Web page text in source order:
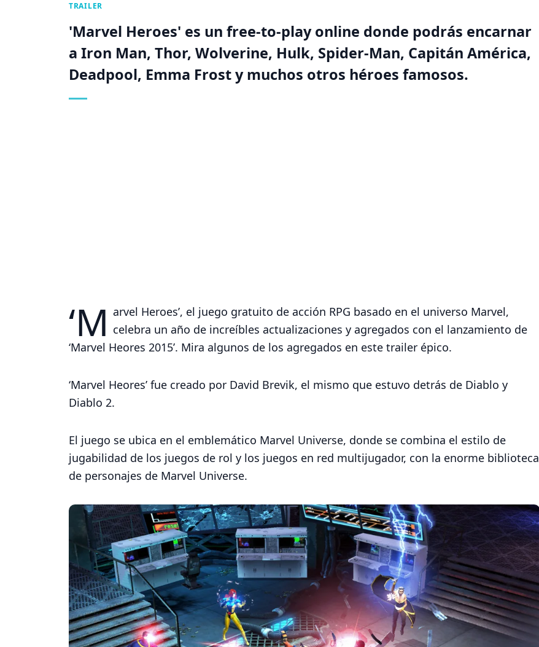
TRAILER
'Marvel Heroes' es un free-to-play online donde podrás encarnar
a Iron Man, Thor, Wolverine, Hulk, Spider-Man, Capitán América,
Deadpool, Emma Frost y muchos otros héroes famosos.
‘M arvel Heroes’, el juego gratuito de acción RPG basado en el universo Marvel,
celebra un año de increíbles actualizaciones y agregados con el lanzamiento de
‘Marvel Heores 2015’. Mira algunos de los agregados en este trailer épico.
‘Marvel Heores’ fue creado por David Brevik, el mismo que estuvo detrás de Diablo y
Diablo 2.
El juego se ubica en el emblemático Marvel Universe, donde se combina el estilo de
jugabilidad de los juegos de rol y los juegos en red multijugador, con la enorme biblioteca
de personajes de Marvel Universe.